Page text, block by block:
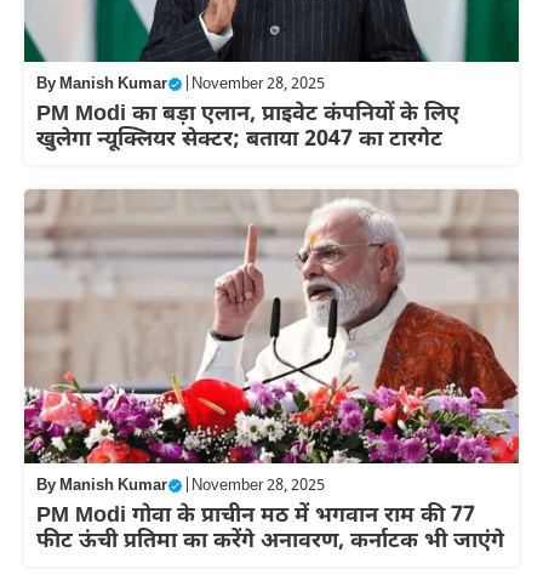
ByManish Kumar November 28, 2025
PM Modi का बड़ा एलान, प्राइवेट कंपनियों के लिए
खुलेगा न्यूक्लियर सेक्टर; बताया 2047 का टारगेट
ByManish Kumar November 28, 2025
PM Modi गोवा के प्राचीन मठ में भगवान राम की 77
फीट ऊंची प्रतिमा का करेंगे अनावरण, कर्नाटक भी जाएंगे